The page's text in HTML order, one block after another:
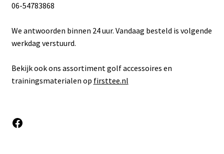
06-54783868
We antwoorden binnen 24 uur. Vandaag besteld is volgende
werkdag verstuurd.
Bekijk ook ons assortiment golf accessoires en
trainingsmaterialen op firsttee.nl
Facebook